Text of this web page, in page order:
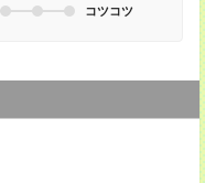
コツコツ